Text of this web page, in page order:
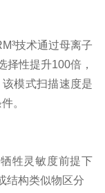
技术通过母离子
性提升100倍，
模式扫描速度是
。
牲灵敏度前提下
结构类似物区分